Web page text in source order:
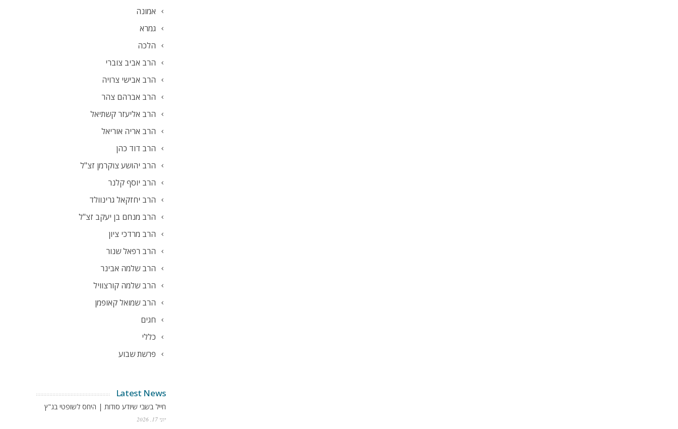
אמונה
גמרא
הלכה
הרב אביב צוברי
הרב אבישי צרויה
הרב אברהם צהר
הרב אליעזר קשתיאל
הרב אריה אוריאל
הרב דוד כהן
הרב יהושע צוקרמן זצ"ל
הרב יוסף קלנר
הרב יחזקאל גרינוולד
הרב מנחם בן יעקב זצ"ל
הרב מרדכי ציון
הרב רפאל שנור
הרב שלמה אבינר
הרב שלמה קורצוויל
הרב שמואל קאופמן
חגים
כללי
פרשת שבוע
Latest News
חייל בשבי שיודע סודות | היחס לשופטי בג"ץ
יוני 17, 2026